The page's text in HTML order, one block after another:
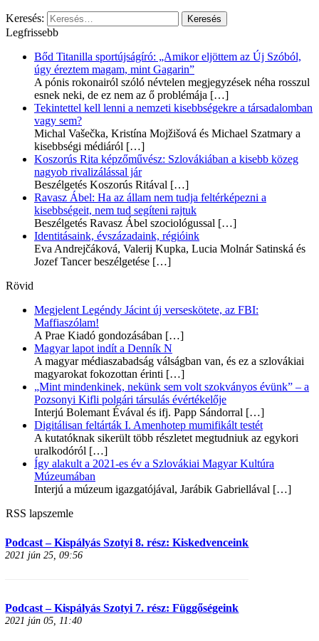
Keresés:
Legfrissebb
Bőd Titanilla sportújságíró: „Amikor eljöttem az Új Szóból,
úgy éreztem magam, mint Gagarin”
A pónis rokonairól szóló névtelen megjegyzések néha rosszul
esnek neki, de ez nem az ő problémája […]
Tekintettel kell lenni a nemzeti kisebbségekre a társadalomban
vagy sem?
Michal Vašečka, Kristína Mojžišová és Michael Szatmary a
kisebbségi médiáról […]
Koszorús Rita képzőművész: Szlovákiában a kisebb közeg
nagyob rivalizálással jár
Beszélgetés Koszorús Ritával […]
Ravasz Ábel: Ha az állam nem tudja feltérképezni a
kisebbségeit, nem tud segíteni rajtuk
Beszélgetés Ravasz Ábel szociológussal […]
Identitásaink, évszázadaink, régióink
Eva Andrejčáková, Valerij Kupka, Lucia Molnár Satinská és
Jozef Tancer beszélgetése […]
Rövid
Megjelent Legéndy Jácint új verseskötete, az FBI:
Maffiaszólam!
A Prae Kiadó gondozásában […]
Magyar lapot indít a Denník N
A magyar médiaszabadság válságban van, és ez a szlovákiai
magyarokat fokozottan érinti […]
„Mint mindenkinek, nekünk sem volt szokványos évünk” – a
Pozsonyi Kifli polgári társulás évértékelője
Interjú Bolemant Évával és ifj. Papp Sándorral […]
Digitálisan feltárták I. Amenhotep mumifikált testét
A kutatóknak sikerült több részletet megtudniuk az egykori
uralkodóról […]
Így alakult a 2021-es év a Szlovákiai Magyar Kultúra
Múzeumában
Interjú a múzeum igazgatójával, Jarábik Gabriellával […]
RSS lapszemle
Podcast – Kispályás Szotyi 8. rész: Kiskedvenceink
2021 jún 25, 09:56
Podcast – Kispályás Szotyi 7. rész: Függőségeink
2021 jún 05, 11:40